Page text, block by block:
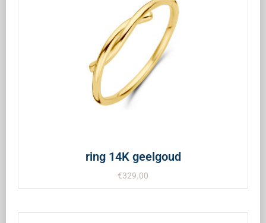
ring 14K geelgoud
€329.00